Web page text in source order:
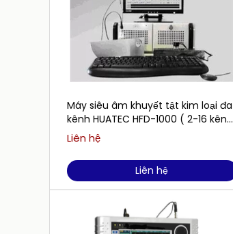
Máy siêu âm khuyết tật kim loại đa
kênh HUATEC HFD-1000 ( 2-16 kênh,
tính ổn định cao )
Liên hệ
Liên hệ